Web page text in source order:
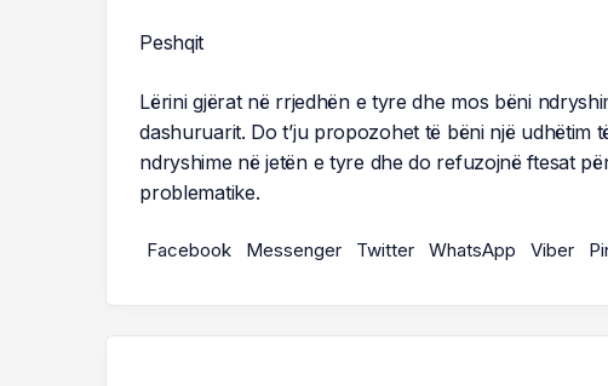
Peshqit
Lërini gjërat në rrjedhën e tyre dhe mos bëni
dashuruarit. Do t’ju propozohet të bëni një udhëtim
ndryshime në jetën e tyre dhe do refuzojnë ftesat
problematike.
Facebook Messenger Twitter WhatsApp Viber